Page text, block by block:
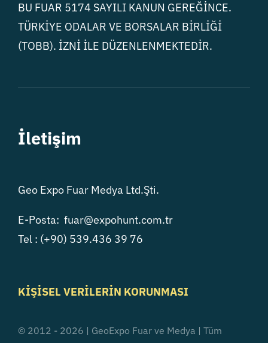
BU FUAR 5174 SAYILI KANUN GEREĞİNCE.
TÜRKİYE ODALAR VE BORSALAR BİRLİĞİ
(TOBB). İZNİ İLE DÜZENLENMEKTEDİR.
İletişim
Geo Expo Fuar Medya Ltd.Şti.
E-Posta: fuar@expohunt.com.tr
Tel : (+90) 539.436 39 76
KİŞİSEL VERİLERİN KORUNMASI
© 2012 - 2026 | GeoExpo Fuar ve Medya | Tüm